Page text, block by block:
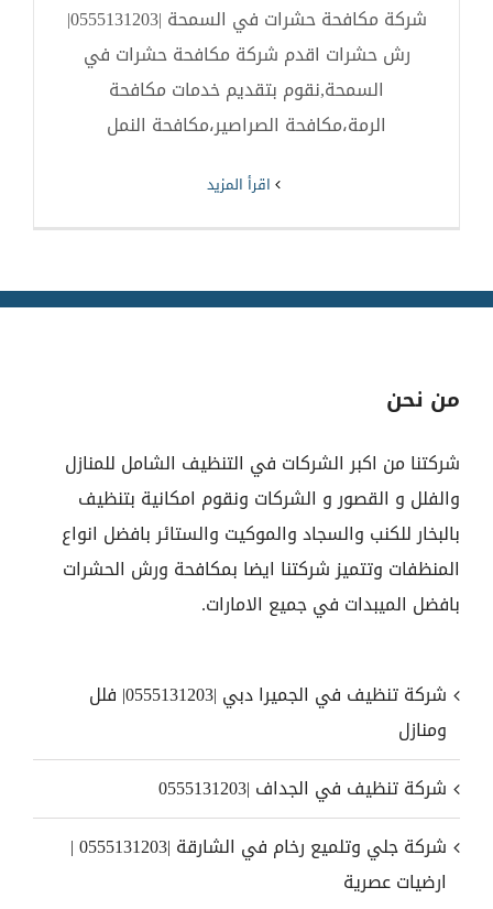
شركة مكافحة حشرات في السمحة |0555131203|
رش حشرات اقدم شركة مكافحة حشرات في
السمحة,نقوم بتقديم خدمات مكافحة
الرمة،مكافحة الصراصير،مكافحة النمل
من نحن
شركتنا من اكبر الشركات في التنظيف الشامل للمنازل
والفلل و القصور و الشركات ونقوم امكانية بتنظيف
بالبخار للكنب والسجاد والموكيت والستائر بافضل انواع
المنظفات وتتميز شركتنا ايضا بمكافحة ورش الحشرات
بافضل الميبدات في جميع الامارات.
شركة تنظيف في الجميرا دبي |0555131203| فلل
ومنازل
شركة تنظيف في الجداف |0555131203
شركة جلي وتلميع رخام في الشارقة |0555131203 |
ارضيات عصرية